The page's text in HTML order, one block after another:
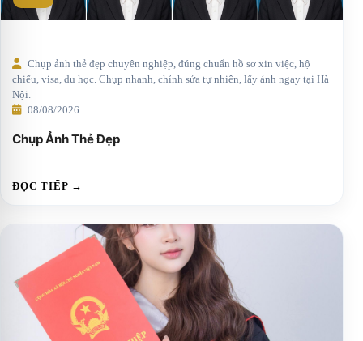
Chụp ảnh thẻ đẹp chuyên nghiệp, đúng chuẩn hồ sơ xin việc, hộ
chiếu, visa, du học. Chụp nhanh, chỉnh sửa tự nhiên, lấy ảnh ngay tại Hà
Nội.
08/08/2026
Chụp Ảnh Thẻ Đẹp
ĐỌC TIẾP →